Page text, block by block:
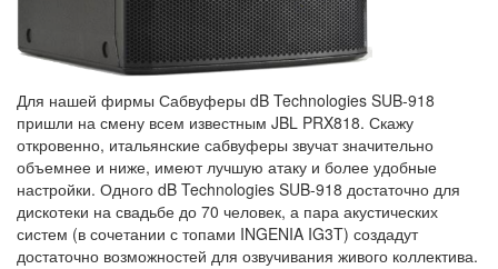
Для нашей фирмы Сабвуферы dB Technologies SUB-918
пришли на смену всем известным JBL PRX818. Скажу
откровенно, итальянские сабвуферы звучат значительно
объемнее и ниже, имеют лучшую атаку и более удобные
настройки. Одного dB Technologies SUB-918 достаточно для
дискотеки на свадьбе до 70 человек, а пара акустических
систем (в сочетании с топами INGENIA IG3T) создадут
достаточно возможностей для озвучивания живого коллектива.